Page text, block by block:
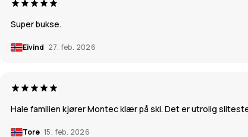
Super bukse.
Eivind 27. feb. 2026
Hale familien kjører Montec klær på ski. Det er utrolig
Tore 15. feb. 2026